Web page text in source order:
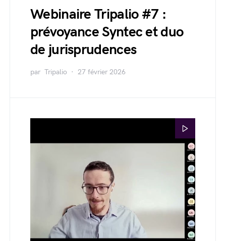
Webinaire Tripalio #7 :
prévoyance Syntec et duo
de jurisprudences
par Tripalio 27 février 2026